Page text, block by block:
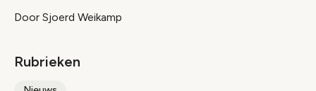
Door Sjoerd Weikamp
Rubrieken